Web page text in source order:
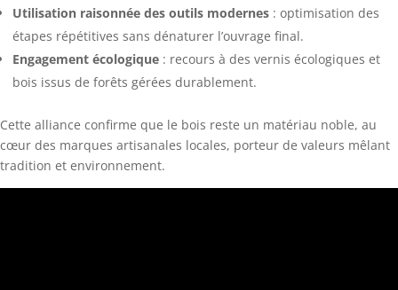
Utilisation raisonnée des outils modernes : optimisation des
étapes répétitives sans dénaturer l’ouvrage final.
Engagement écologique : recours à des vernis écologiques et
bois issus de forêts gérées durablement.
Cette alliance confirme que le bois reste un matériau noble, au
cœur des marques artisanales locales, porteur de valeurs mêlant
tradition et environnement.